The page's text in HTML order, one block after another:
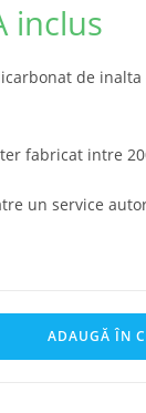
inclus
de inalta
fabricat intre
un service
ADAUGĂ ÎN